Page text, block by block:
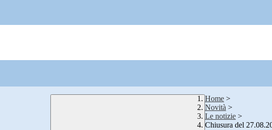
Home >
Novità >
Le notizie >
Chiusura del